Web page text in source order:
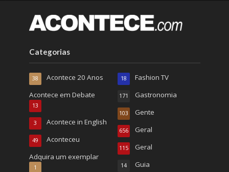
Categorias
Acontece 20 Anos
38
Acontece em Debate
13
Acontece in English
3
Aconteceu
49
Adquira um exemplar
1
Fashion TV
18
Gastronomia
171
Gente
103
Geral
656
Geral
115
Guia
14